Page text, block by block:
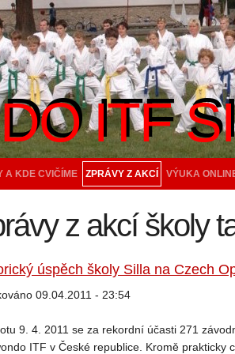
A KDE CVIČÍME ZPRÁVY Z AKCÍ VÝUKA
ITF
ITF
z akcí školy
úspěch školy Silla na Czech
09.04.2011 - 23:54
9. 4. 2011 se za rekordní účasti 271
ITF v České republice. Kromě prakticky